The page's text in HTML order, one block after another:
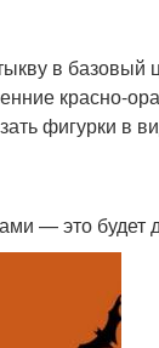
в базовый
красно-
фигурки в
— это будет